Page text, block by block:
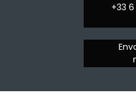
+33